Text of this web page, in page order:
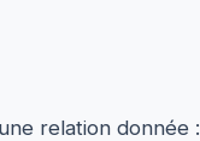
relation donnée :